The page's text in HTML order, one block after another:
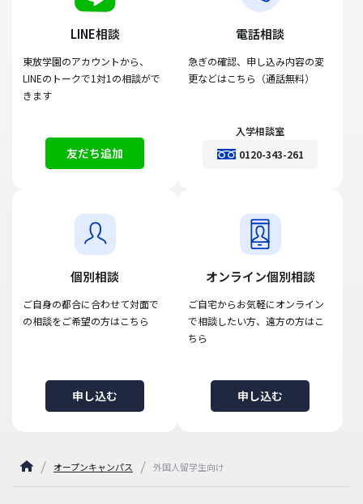
LINE相談
東放学園のアカウントから、
LINEのトークで1対1の相談がで
きます
友だち追加
電話相談
急ぎの確認、申し込み内容の変
更などはこちら（通話無料）
入学相談室
0120-343-261
個別相談
ご自身の都合に合わせて対面で
の相談をご希望の方はこちら
申し込む
オンライン個別相談
ご自宅からお気軽にオンライン
で相談したい方、遠方の方はこ
ちら
申し込む
オープンキャンパス 外国人留学生向け